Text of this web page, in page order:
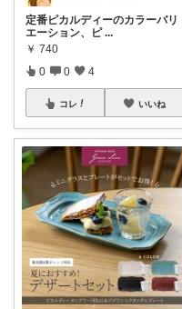
定番ピカルディーのカラーバリ
エーション、ピ ...
￥ 740
0 0 4
コレ いいね